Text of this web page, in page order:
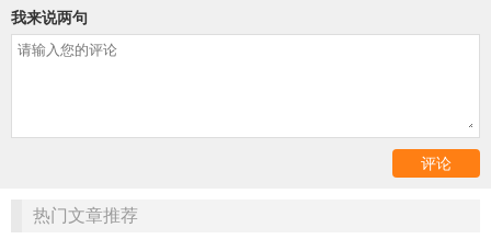
我来说两句
热门文章推荐